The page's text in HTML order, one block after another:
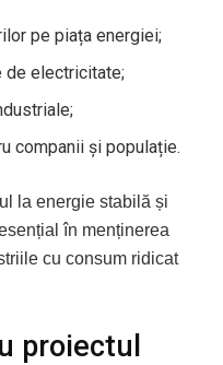
pe piața energiei;
de electricitate;
companii și populație.
la energie stabilă și
în menținerea
cu consum ridicat
proiectul